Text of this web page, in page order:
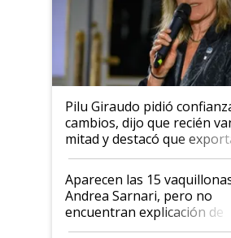
Pilu Giraudo pidió
cambios, dijo que recién
mitad y destacó que
ser "para unos pocos":
mandato muy claro del
nacional"
Aparecen las 15
Andrea Sarnari, pero no
encuentran explicación de
cómo llegaron allí